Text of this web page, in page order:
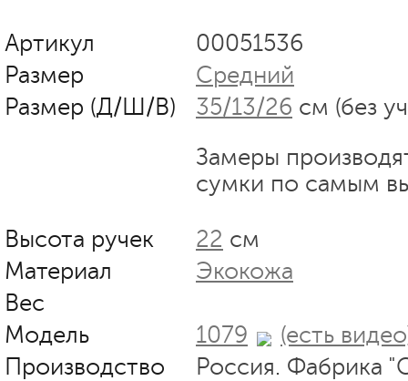
Артикул
00051536
Размер
Средний
Размер (Д/Ш/В)
35/13/26 см (без
Замеры
сумки по самым
Высота ручек 22 см
Материал
Экокожа
Вес
Модель
1079
(есть
Производство
Россия. Фабрика